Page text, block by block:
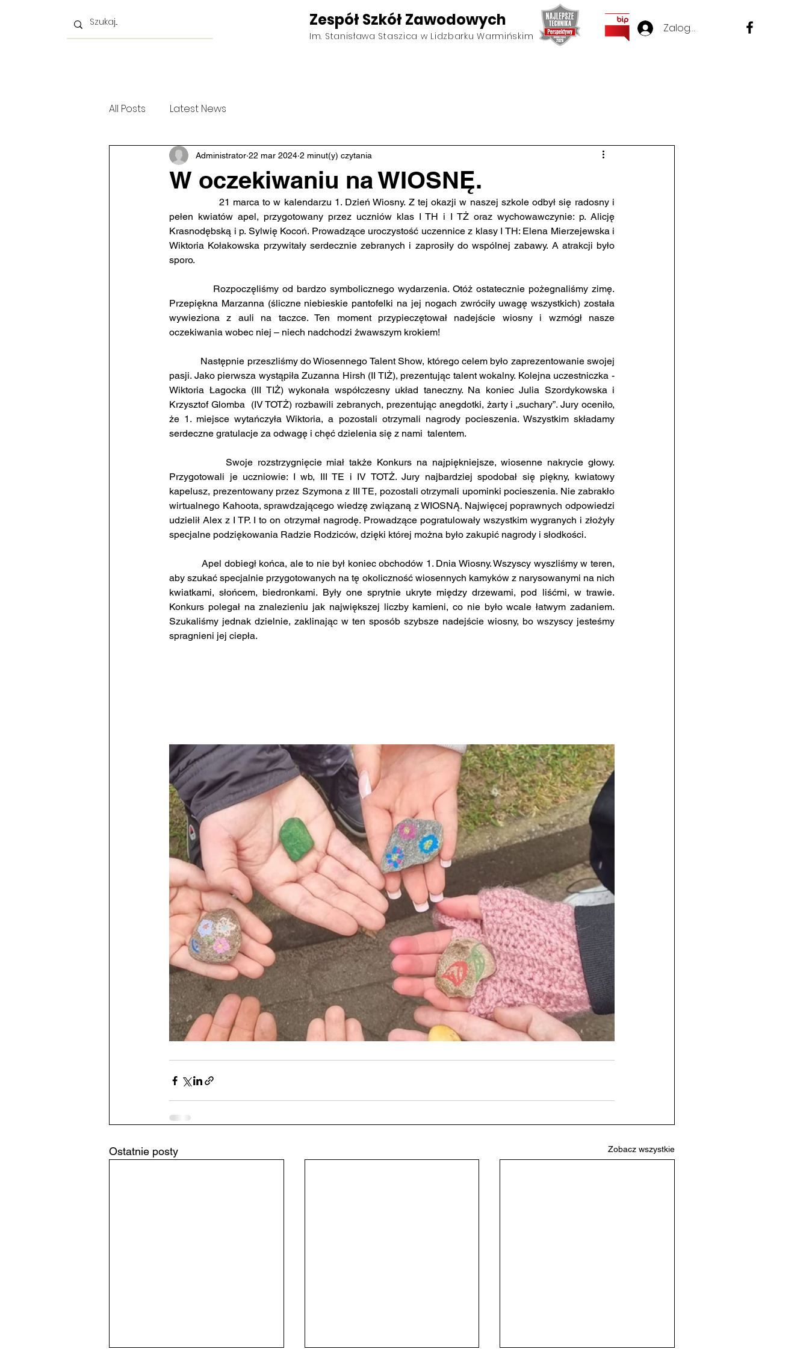
Zaloguj się
Zespół Szkół Zawodowych
Im. Stanisława Staszica w Lidzbarku Warmińskim
All Posts Latest News
W oczekiwaniu na WIOSNĘ.
Administrator 22 mar 2024 2 minut(y) czytania
pełen kwiatów apel, przygotowany przez uczniów klas I TH i I TŻ oraz wychowawczynie: p. Alicję
Krasnodębską i p. Sylwię Kocoń. Prowadzące uroczystość uczennice z klasy I TH: Elena Mierzejewska i
Wiktoria Kołakowska przywitały serdecznie zebranych i zaprosiły do wspólnej zabawy. A atrakcji było
sporo.
Rozpoczęliśmy od bardzo symbolicznego wydarzenia. Otóż ostatecznie pożegnaliśmy zimę.
Przepiękna Marzanna (śliczne niebieskie pantofelki na jej nogach zwróciły uwagę wszystkich) została
wywieziona z auli na taczce. Ten moment przypieczętował nadejście wiosny i wzmógł nasze
oczekiwania wobec niej – niech nadchodzi żwawszym krokiem!
Następnie przeszliśmy do Wiosennego Talent Show, którego celem było zaprezentowanie swojej
pasji. Jako pierwsza wystąpiła Zuzanna Hirsh (II TIŻ), prezentując talent wokalny. Kolejna uczestniczka -
Wiktoria Łagocka (III TIŻ) wykonała współczesny układ taneczny. Na koniec Julia Szordykowska i
Krzysztof Glomba  (IV TOTŻ) rozbawili zebranych, prezentując anegdotki, żarty i „suchary”. Jury oceniło,
że 1. miejsce wytańczyła Wiktoria, a pozostali otrzymali nagrody pocieszenia. Wszystkim składamy
serdeczne gratulacje za odwagę i chęć dzielenia się z nami  talentem.
Swoje rozstrzygnięcie miał także Konkurs na najpiękniejsze, wiosenne nakrycie głowy.
Przygotowali je uczniowie: I wb, III TE i IV TOTŻ. Jury najbardziej spodobał się piękny, kwiatowy
kapelusz, prezentowany przez Szymona z III TE, pozostali otrzymali upominki pocieszenia. Nie zabrakło
wirtualnego Kahoota, sprawdzającego wiedzę związaną z WIOSNĄ. Najwięcej poprawnych odpowiedzi
udzielił Alex z I TP. I to on otrzymał nagrodę. Prowadzące pogratulowały wszystkim wygranych i złożyły
specjalne podziękowania Radzie Rodziców, dzięki której można było zakupić nagrody i słodkości.
Apel dobiegł końca, ale to nie był koniec obchodów 1. Dnia Wiosny. Wszyscy wyszliśmy w teren,
aby szukać specjalnie przygotowanych na tę okoliczność wiosennych kamyków z narysowanymi na nich
kwiatkami, słońcem, biedronkami. Były one sprytnie ukryte między drzewami, pod liśćmi, w trawie.
Konkurs polegał na znalezieniu jak największej liczby kamieni, co nie było wcale łatwym zadaniem.
Szukaliśmy jednak dzielnie, zaklinając w ten sposób szybsze nadejście wiosny, bo wszyscy jesteśmy
spragnieni jej ciepła.
Ostatnie posty Zobacz wszystkie